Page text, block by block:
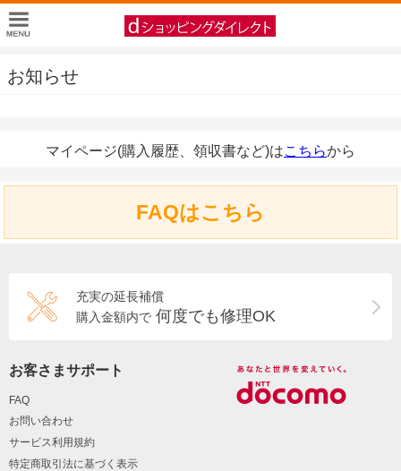
お知らせ
マイページ(購入履歴、領収書など)はこちらから
FAQはこちら
充実の延長補償
購入金額内で 何度でも修理OK
お客さまサポート
FAQ
お問い合わせ
サービス利用規約
特定商取引法に基づく表示